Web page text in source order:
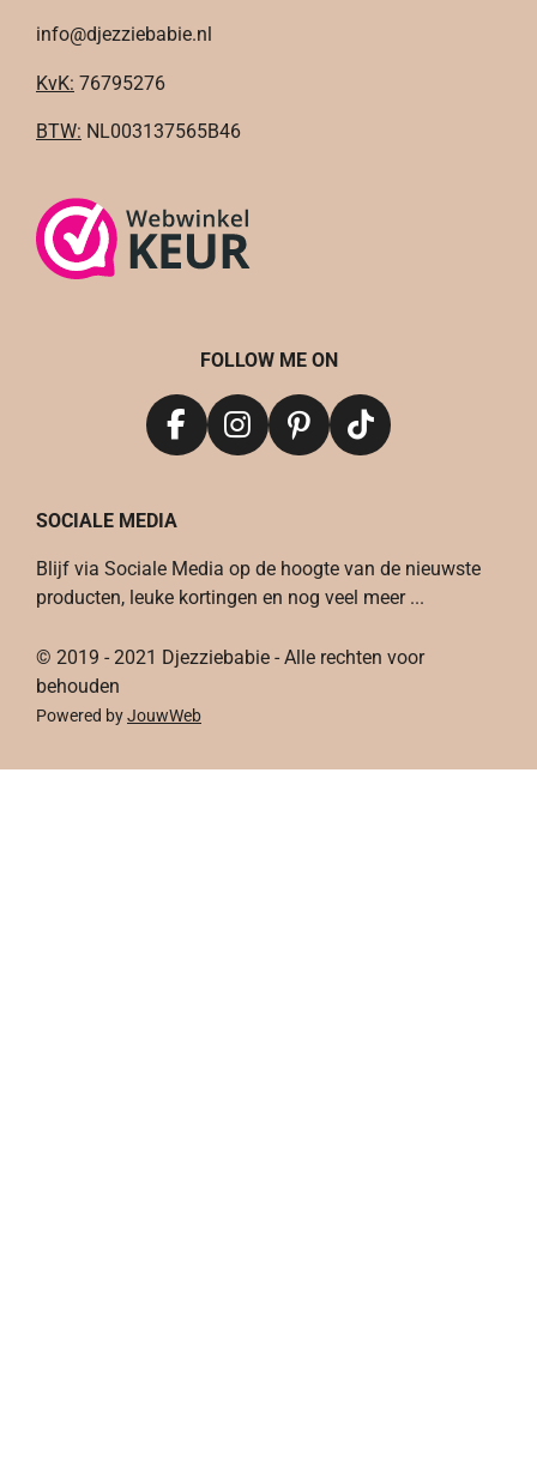
info@djezziebabie.nl
KvK: 76795276
BTW: NL003137565B46
FOLLOW ME ON
F
e
o
o
I
g
r
m
P
r
e
t
T
k
SOCIALE MEDIA
Blijf via Sociale Media op de hoogte van de nieuwste
producten, leuke kortingen en nog veel meer ...
© 2019 - 2021 Djezziebabie - Alle rechten voor
behouden
Powered byJouwWeb